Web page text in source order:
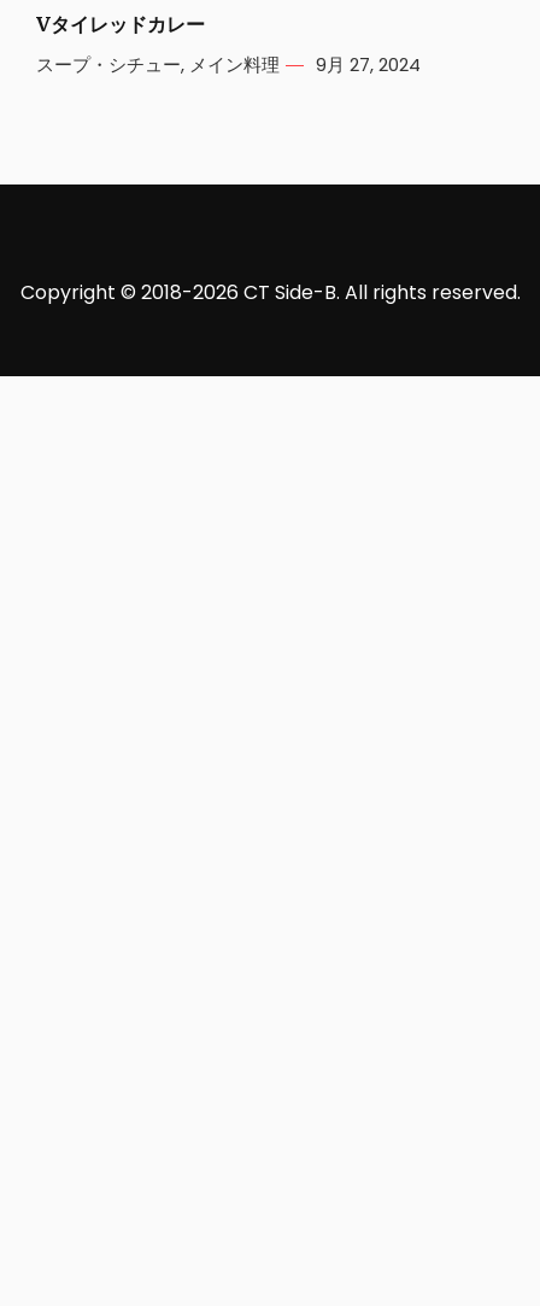
Vタイレッドカレー
スープ・シチュー, メイン料理 9月 27, 2024
Copyright © 2018-2026 CT Side-B. All rights reserved.